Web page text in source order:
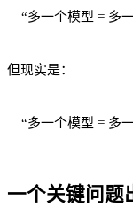
“多一个模型 = 多
但现实是：
“多一个模型 = 多
一个关键问题